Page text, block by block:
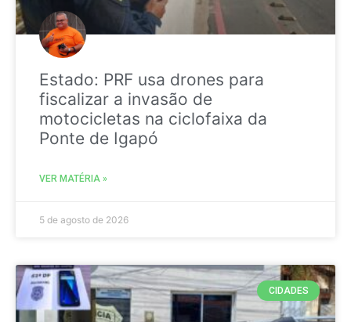
Estado: PRF usa drones para
fiscalizar a invasão de
motocicletas na ciclofaixa da
Ponte de Igapó
VER MATÉRIA »
5 de agosto de 2026
CIDADES